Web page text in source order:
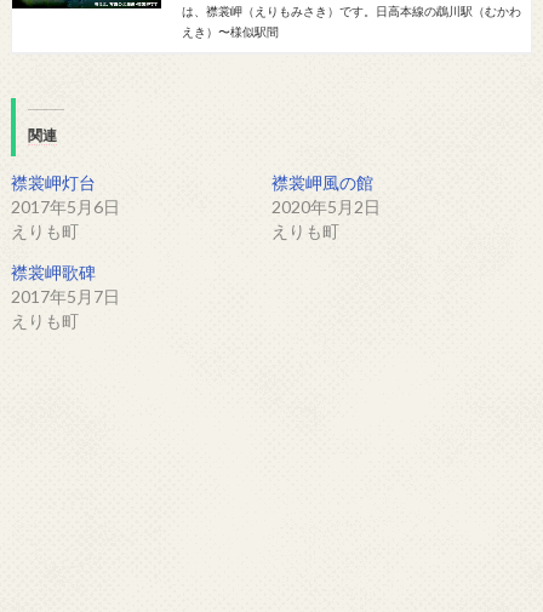
は、襟裳岬（えりもみさき）です。日高本線の鵡川駅（むかわ
えき）〜様似駅間
関連
襟裳岬灯台
2017年5月6日
えりも町
襟裳岬風の館
2020年5月2日
えりも町
襟裳岬歌碑
2017年5月7日
えりも町